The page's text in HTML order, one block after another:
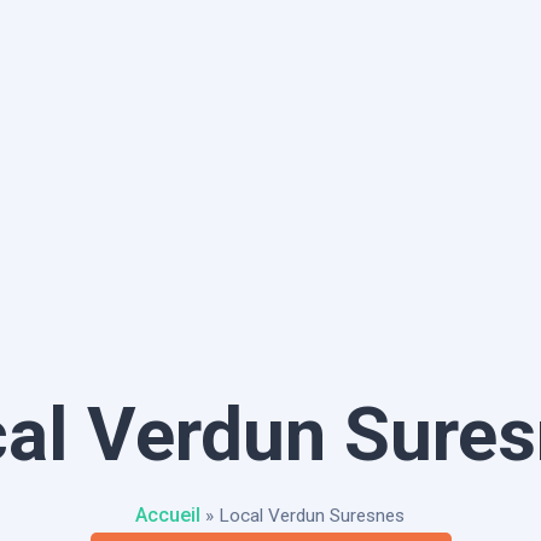
Verdun
Accueil » Local Verdun Suresnes